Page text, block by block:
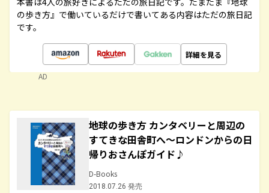
の歩き方』で働いているだけで書いてある内容はただの旅日記
です。
詳細を見る
AD
地球の歩き方 カンタベリーと周辺の
すてきな田舎町へ～ロンドンからの日
帰りおさんぽガイド♪
D-Books
2018.07.26 発売